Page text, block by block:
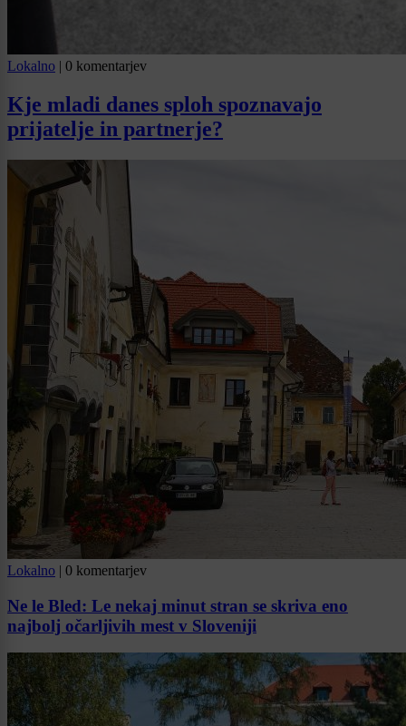
Lokalno | 0 komentarjev
Kje mladi danes sploh spoznavajo
prijatelje in partnerje?
Lokalno | 0 komentarjev
Ne le Bled: Le nekaj minut stran se skriva eno
najbolj očarljivih mest v Sloveniji